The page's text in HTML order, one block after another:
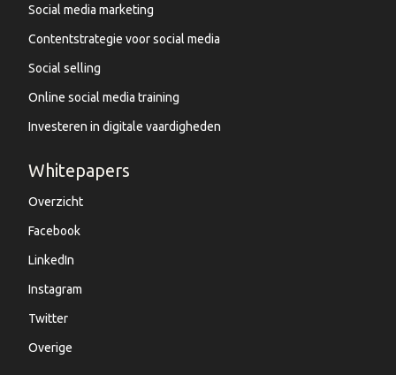
Social media marketing
Contentstrategie voor social media
Social selling
Online social media training
Investeren in digitale vaardigheden
Whitepapers
Overzicht
Facebook
LinkedIn
Instagram
Twitter
Overige